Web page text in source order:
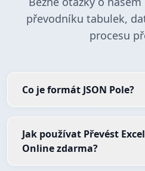
převodníku tabulek,
procesu
Co je formát JSON Pole?
Jak používat Převést
Online zdarma?